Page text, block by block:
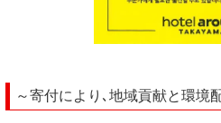
～寄付により､地域貢献と環境